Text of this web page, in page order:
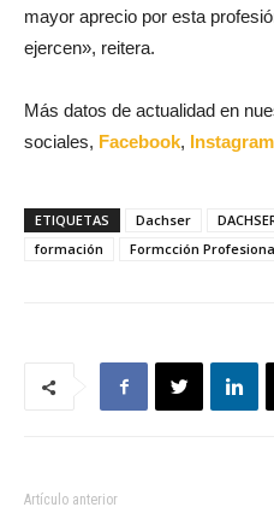
mayor aprecio por esta
ejercen», reitera.
Más datos de actualidad en
sociales, Facebook, Instagram
ETIQUETAS Dachser
formación
Formcción
Artículo anterior